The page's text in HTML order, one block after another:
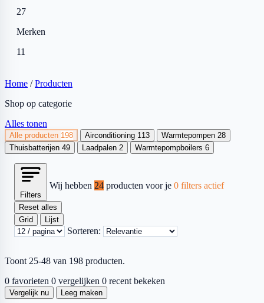
27
Merken
11
Home / Producten
Shop op categorie
Alles tonen
Alle producten 198 Airconditioning 113 Warmtepompen 28
Thuisbatterijen 49 Laadpalen 2 Warmtepompboilers 6
Filters
Wij hebben 24 producten voor je 0 filters actief
Reset alles
Grid
Lijst
Sorteren:
Toont 25-48 van 198 producten.
0 favorieten 0 vergelijken 0 recent bekeken
Vergelijk nu Leeg maken